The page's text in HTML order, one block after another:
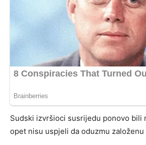
Sudski izvršioci susrijedu ponovo bili
opet nisu uspjeli da oduzmu založenu